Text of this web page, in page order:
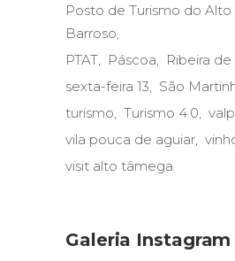
Posto de Turismo do
Barroso
PTAT
Páscoa
Ribeira
sexta-feira 13
São
turismo
Turismo 4.0
vila pouca de aguiar
visit alto tâmega
Galeria Instagram